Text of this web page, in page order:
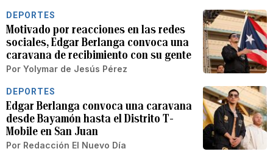
DEPORTES
Motivado por reacciones en las redes
sociales, Edgar Berlanga convoca una
caravana de recibimiento con su gente
Por Yolymar de Jesús Pérez
DEPORTES
Edgar Berlanga convoca una caravana
desde Bayamón hasta el Distrito T-
Mobile en San Juan
Por Redacción El Nuevo Día